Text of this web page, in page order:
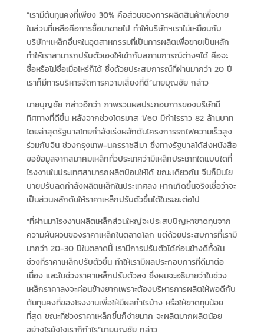
“เรามีต้นทุนคงที่เพียง 30% คือส่วนของการผลิตสินค้าเพื่อขาย
ในส่วนที่เหลือคือการซื้อมาขายไป ทำให้บริษัทฯเราไม่เหมือนกับ
บริษัทฯเหล็กอื่นๆในอุตสาหกรรมที่เป็นการผลิตเพื่อขายเป็นหลัก
ทำให้เราสามารถปรับตัวเองให้เข้ากับสถานการณ์ต่างๆได้ คือจะ
ซื้อหรือไม่ซื้อเมื่อไหร่ก็ได้ ซึ่งด้วยประสบการณ์ที่ผ่านมากว่า 20 ปี
เราก็มีการบริหารจัดการความเสี่ยงที่ดี”นายบุญชัย กล่าว
นายบุญชัย กล่าวอีกว่า ภาพรวมผลประกอบการของบริษัทมี
ทิศทางที่ดีขึ้น หลังจากช่วงไตรมาส 1/60 มีกำไรราว 82 ล้านบาท
โดยล่าสุดรัฐบาลไทยกำลังเร่งผลักดันโครงการรถไฟความเร็วสูง
ร่วมกับจีน ช่วงกรุงเทพ-นครราชสีมา ซึ่งทางรัฐบาลได้ส่งหนังสือ
ขอข้อมูลจากสมาคมเหล็กทั่วประเทศว่ามีเหล็กประเภทใดแบบใดที่
โรงงานในประเทศสามารถผลิตป้อนให้ได้ ขณะเดียวกัน จีนก็มีนโย
บายปรับลดกำลังผลิตเหล็กในประเทศลง หากเกิดขึ้นจริงเชื่อว่าจะ
เป็นส่วนผลักดันให้ราคาเหล็กปรับตัวขึ้นได้ในระยะต่อไป
“ที่ผ่านมาโรงงานผลิตเหล็กส่วนใหญ่จะประสบปัญหาขาดทุนจาก
ความผันผวนของราคาเหล็กในตลาดโลก แต่ด้วยประสบการที่เรามี
มากว่า 20-30 ปีในตลาดนี้ เรามีการปรับตัวได้ค่อนข้างดีทั้งใน
ช่วงที่ราคาเหล็กปรับตัวขึ้น ทำให้เรามีผลประกอบการที่ดีมาต่อ
เนื่อง และในช่วงราคาเหล็กปรับตัวลง ซึ่งผมจะอธิบายว่าในช่วง
เหล็กราคาลงจะค่อนข้างยากเพราะต้องบริหารการผลิตให้พอดีกับ
ต้นทุนคงที่ของโรงงานเพื่อให้มีผลกำไรบ้าง หรือให้ขาดทุนน้อย
ที่สุด ขณะที่ช่วงราคาเหล็กขึ้นก็ง่ายมาก จะผลิตมากผลิตน้อย